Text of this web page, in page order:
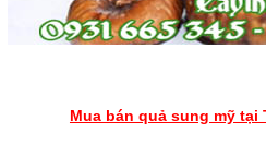
Mua bán quả sung mỹ